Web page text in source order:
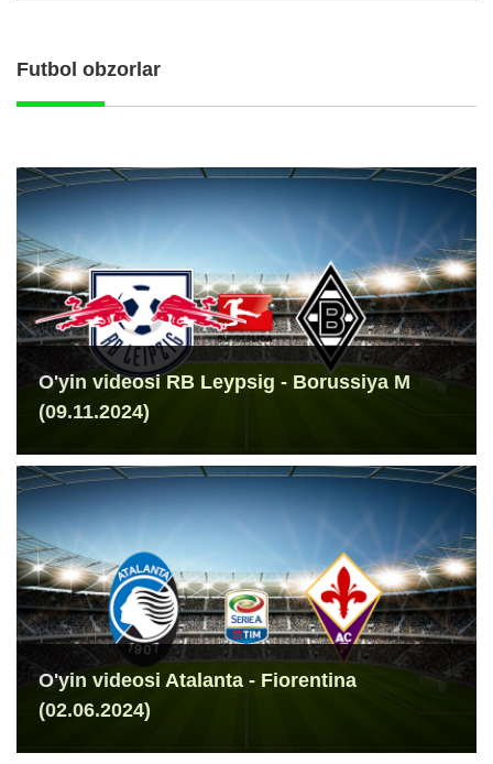
Futbol obzorlar
O'yin videosi RB Leypsig - Borussiya M
(09.11.2024)
O'yin videosi Atalanta - Fiorentina
(02.06.2024)